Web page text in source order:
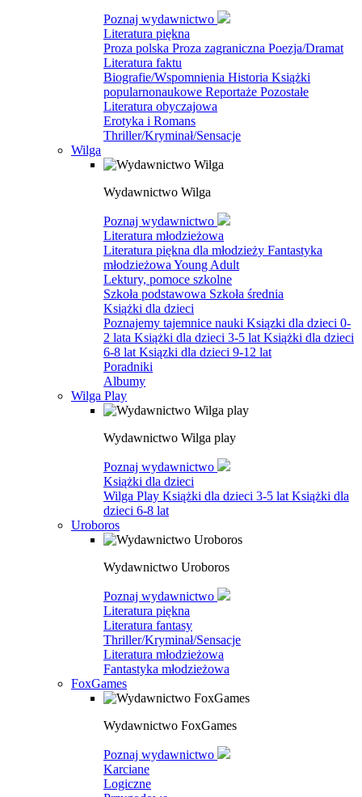
Poznaj wydawnictwo
Literatura piękna
Proza polska Proza zagraniczna Poezja/Dramat
Literatura faktu
Biografie/Wspomnienia Historia Książki
popularnonaukowe Reportaże Pozostałe
Literatura obyczajowa
Erotyka i Romans
Thriller/Kryminał/Sensacje
Wilga
Wydawnictwo Wilga
Poznaj wydawnictwo
Literatura młodzieżowa
Literatura piękna dla młodzieży Fantastyka
młodzieżowa Young Adult
Lektury, pomoce szkolne
Szkoła podstawowa Szkoła średnia
Książki dla dzieci
Poznajemy tajemnice nauki Ksiązki dla dzieci 0-
2 lata Książki dla dzieci 3-5 lat Książki dla dzieci
6-8 lat Ksiązki dla dzieci 9-12 lat
Poradniki
Albumy
Wilga Play
Wydawnictwo Wilga play
Poznaj wydawnictwo
Książki dla dzieci
Wilga Play Książki dla dzieci 3-5 lat Książki dla
dzieci 6-8 lat
Uroboros
Wydawnictwo Uroboros
Poznaj wydawnictwo
Literatura piękna
Literatura fantasy
Thriller/Kryminał/Sensacje
Literatura młodzieżowa
Fantastyka młodzieżowa
FoxGames
Wydawnictwo FoxGames
Poznaj wydawnictwo
Karciane
Logiczne